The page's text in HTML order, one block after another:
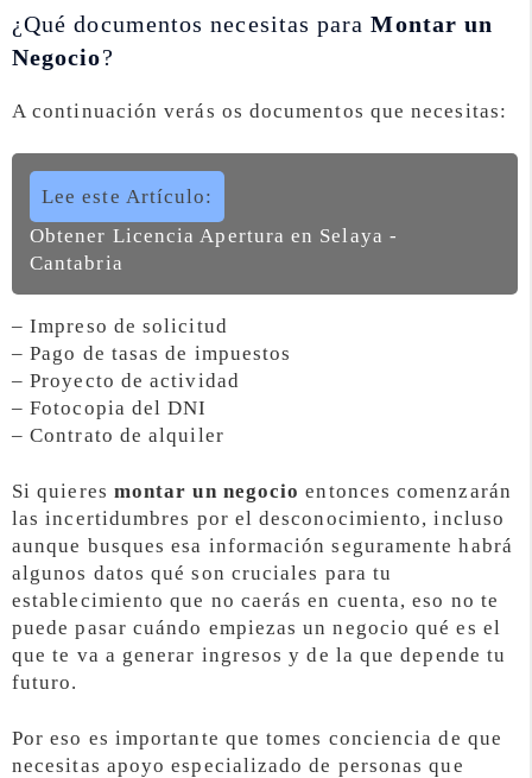
¿Qué documentos necesitas paraMontar un
Negocio?
A continuación verás os documentos que necesitas:
Lee este Artículo:
Obtener Licencia Apertura en Selaya -
Cantabria
– Impreso de solicitud
– Pago de tasas de impuestos
– Proyecto de actividad
– Fotocopia del DNI
– Contrato de alquiler
Si quieres montar un negocio entonces comenzarán
las incertidumbres por el desconocimiento, incluso
aunque busques esa información seguramente habrá
algunos datos qué son cruciales para tu
establecimiento que no caerás en cuenta, eso no te
puede pasar cuándo empiezas un negocio qué es el
que te va a generar ingresos y de la que depende tu
futuro.
Por eso es importante que tomes conciencia de que
necesitas apoyo especializado de personas que